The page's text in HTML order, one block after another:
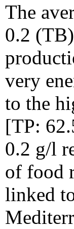
The
0.2
very
to the
[TP:
0.2 g/l
of food
linked